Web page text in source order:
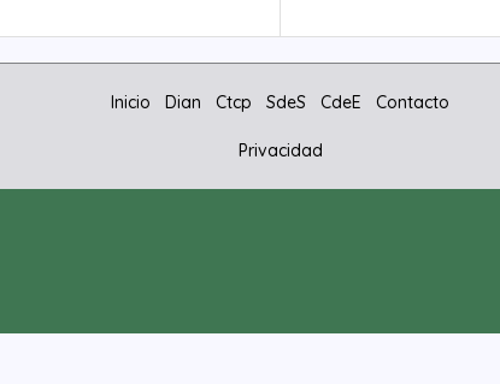
Inicio Dian Ctcp SdeS CdeE Contacto
Privacidad